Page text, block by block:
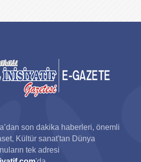
son dakika haberleri, önemli
Kültür sanat'tan Dünya
tek adresi